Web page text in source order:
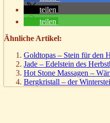
teilen
teilen
Ähnliche Artikel:
Goldtopas – Stein für den
Jade – Edelstein des
Hot Stone Massagen –
Bergkristall – der